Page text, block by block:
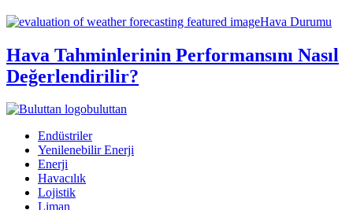
Hava Durumu
Hava Tahminlerinin Performansını Nasıl
Değerlendirilir?
buluttan
Endüstriler
Yenilenebilir Enerji
Enerji
Havacılık
Lojistik
Liman